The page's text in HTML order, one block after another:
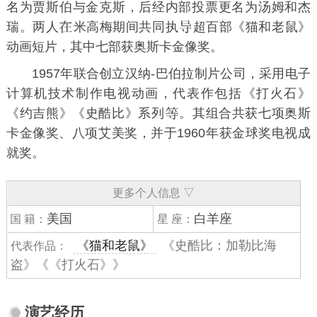
名为贾斯伯与金克斯，后经内部投票更名为汤姆和杰
瑞。两人
米高梅期间共同执 超百部《猫和老鼠》
动画短片，其中七部获奥斯卡金像奖。
1957年联合创立汉纳-巴伯拉制片公司，采用电子
计算机技术制作电视动画，代表作包括《打火石》
《约吉熊》《 史酷比》系列
。其组合共获七项奥斯
卡金像奖、八项艾美奖 ，并于1960年获金球奖电视成
就奖。
更多个人信息 ▽
国 籍： 美国 星 座： 白羊座
代表作品： 《猫和老鼠》
《史酷比：加勒比海
盗》《《打火石》》
演艺经历